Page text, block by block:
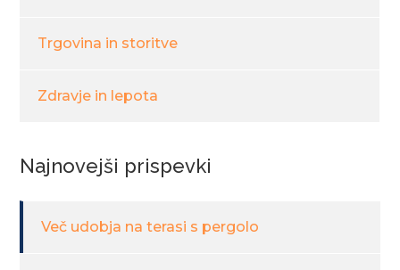
Trgovina in storitve
Zdravje in lepota
Najnovejši prispevki
Več udobja na terasi s pergolo